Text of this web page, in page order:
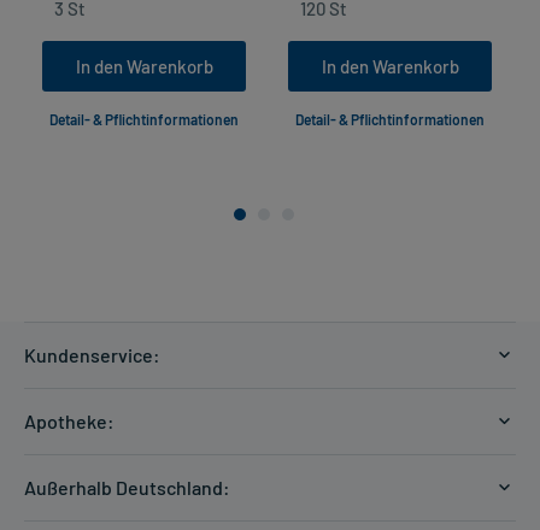
In den Warenkorb
Detail- & Pflichtinformationen
In den Warenkorb
Detail- & Pflichtinformationen
Kundenservice:
Apotheke:
Außerhalb Deutschland: